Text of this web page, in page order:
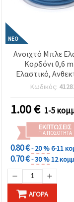
ΝΈΟ
Ανοιχτό Μπλε
Κορδόνι 0,6
Ελαστικό,
Διακοσμητικό
Χειροτεχνίες,
Κωδικός:
1.00€ 1-5
ΕΚΠΤΏΣΕΙΣ
ΓΙΑ ΠΟΣΌΤΗΤΑ
0.80 €- 20 %6-11
0.70 €- 30 %12
ΑΓΟΡΆ